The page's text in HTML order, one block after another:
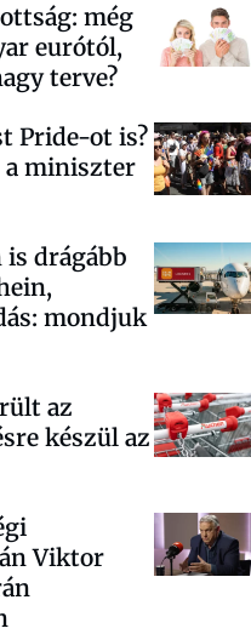
még
eurótól,
terve?
Pride-ot is?
a miniszter
drágább
mondjuk
az
készül az
Viktor